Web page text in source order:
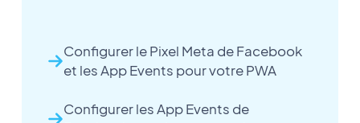
Configurer le Pixel Meta de Facebook
et les App Events pour votre PWA
Configurer les App Events de